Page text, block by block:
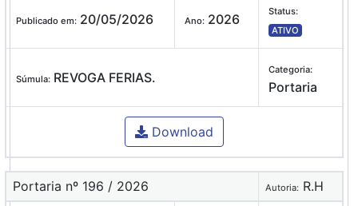
Publicado em: 20/05/2026 Ano: 2026
Status:
ATIVO
Súmula: REVOGA FERIAS. Categoria:
Portaria
Download
Portaria nº 196 / 2026 Autoria: R.H